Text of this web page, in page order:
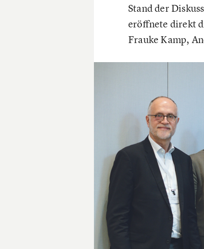
Stand der
eröffnete direkt
Frauke Kamp,